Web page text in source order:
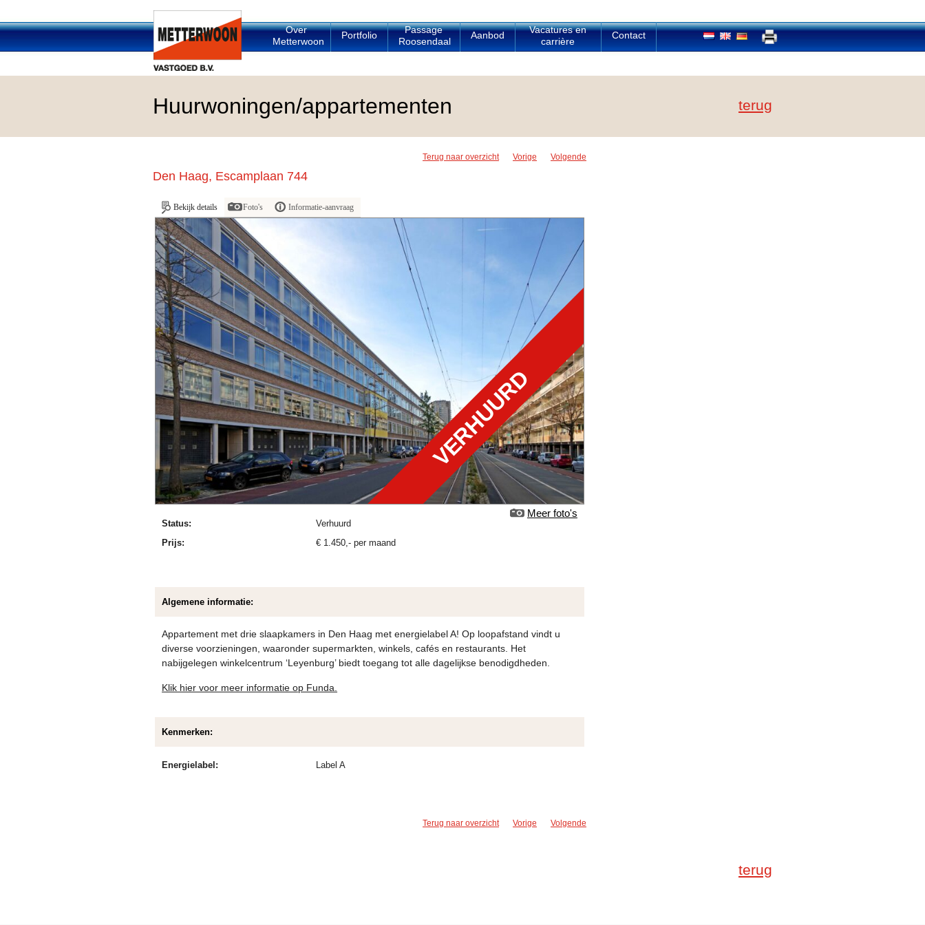
Over
Metterwoon
Portfolio
Passage
Roosendaal
Aanbod
Vacatures en
carrière
Contact
Huurwoningen/appartementen terug
Terug naar overzicht Vorige Volgende
Den Haag, Escamplaan 744
Bekijk details Foto's Informatie-aanvraag
VERHUURD
Meer foto's
Status:
verhuurd
Prijs:
€ 1.450 ,- per maand
Algemene informatie:
Appartement met drie slaapkamers in Den Haag met energielabel A! Op loopafstand vindt u
diverse voorzieningen, waaronder supermarkten, winkels, cafés en restaurants. Het
nabijgelegen winkelcentrum ‘Leyenburg’ biedt toegang tot alle dagelijkse benodigdheden.
Klik hier voor meer informatie op Funda.
Kenmerken:
Energielabel: Label A
Terug naar overzicht Vorige Volgende
terug